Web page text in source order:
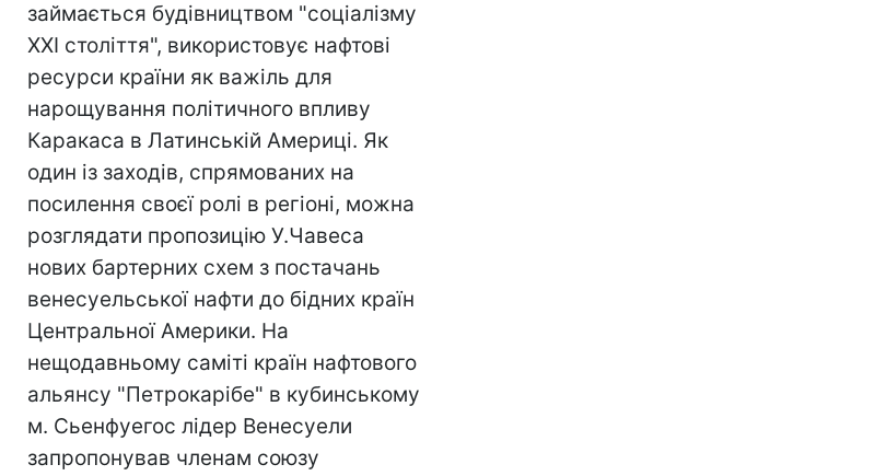
займається будівництвом "соціалізму
XXI століття", використовує нафтові
ресурси країни як важіль для
нарощування політичного впливу
Каракаса в Латинській Америці. Як
один із заходів, спрямованих на
посилення своєї ролі в регіоні, можна
розглядати пропозицію У.Чавеса
нових бартерних схем з постачань
венесуельської нафти до бідних країн
Центральної Америки. На
нещодавньому саміті країн нафтового
альянсу "Петрокарібе" в кубинському
м. Сьенфуегос лідер Венесуели
запропонував членам союзу